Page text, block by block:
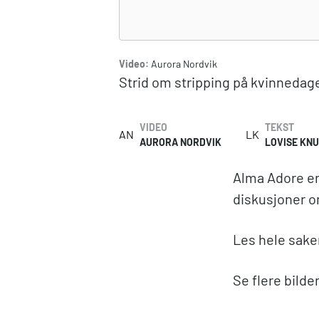
Video: Aurora Nordvik
Strid om stripping på
AN
VIDEO
AURORA NORDVIK
LK
TEKST
LOVISE
Alma Adore
diskusjoner
Les hele
Se flere